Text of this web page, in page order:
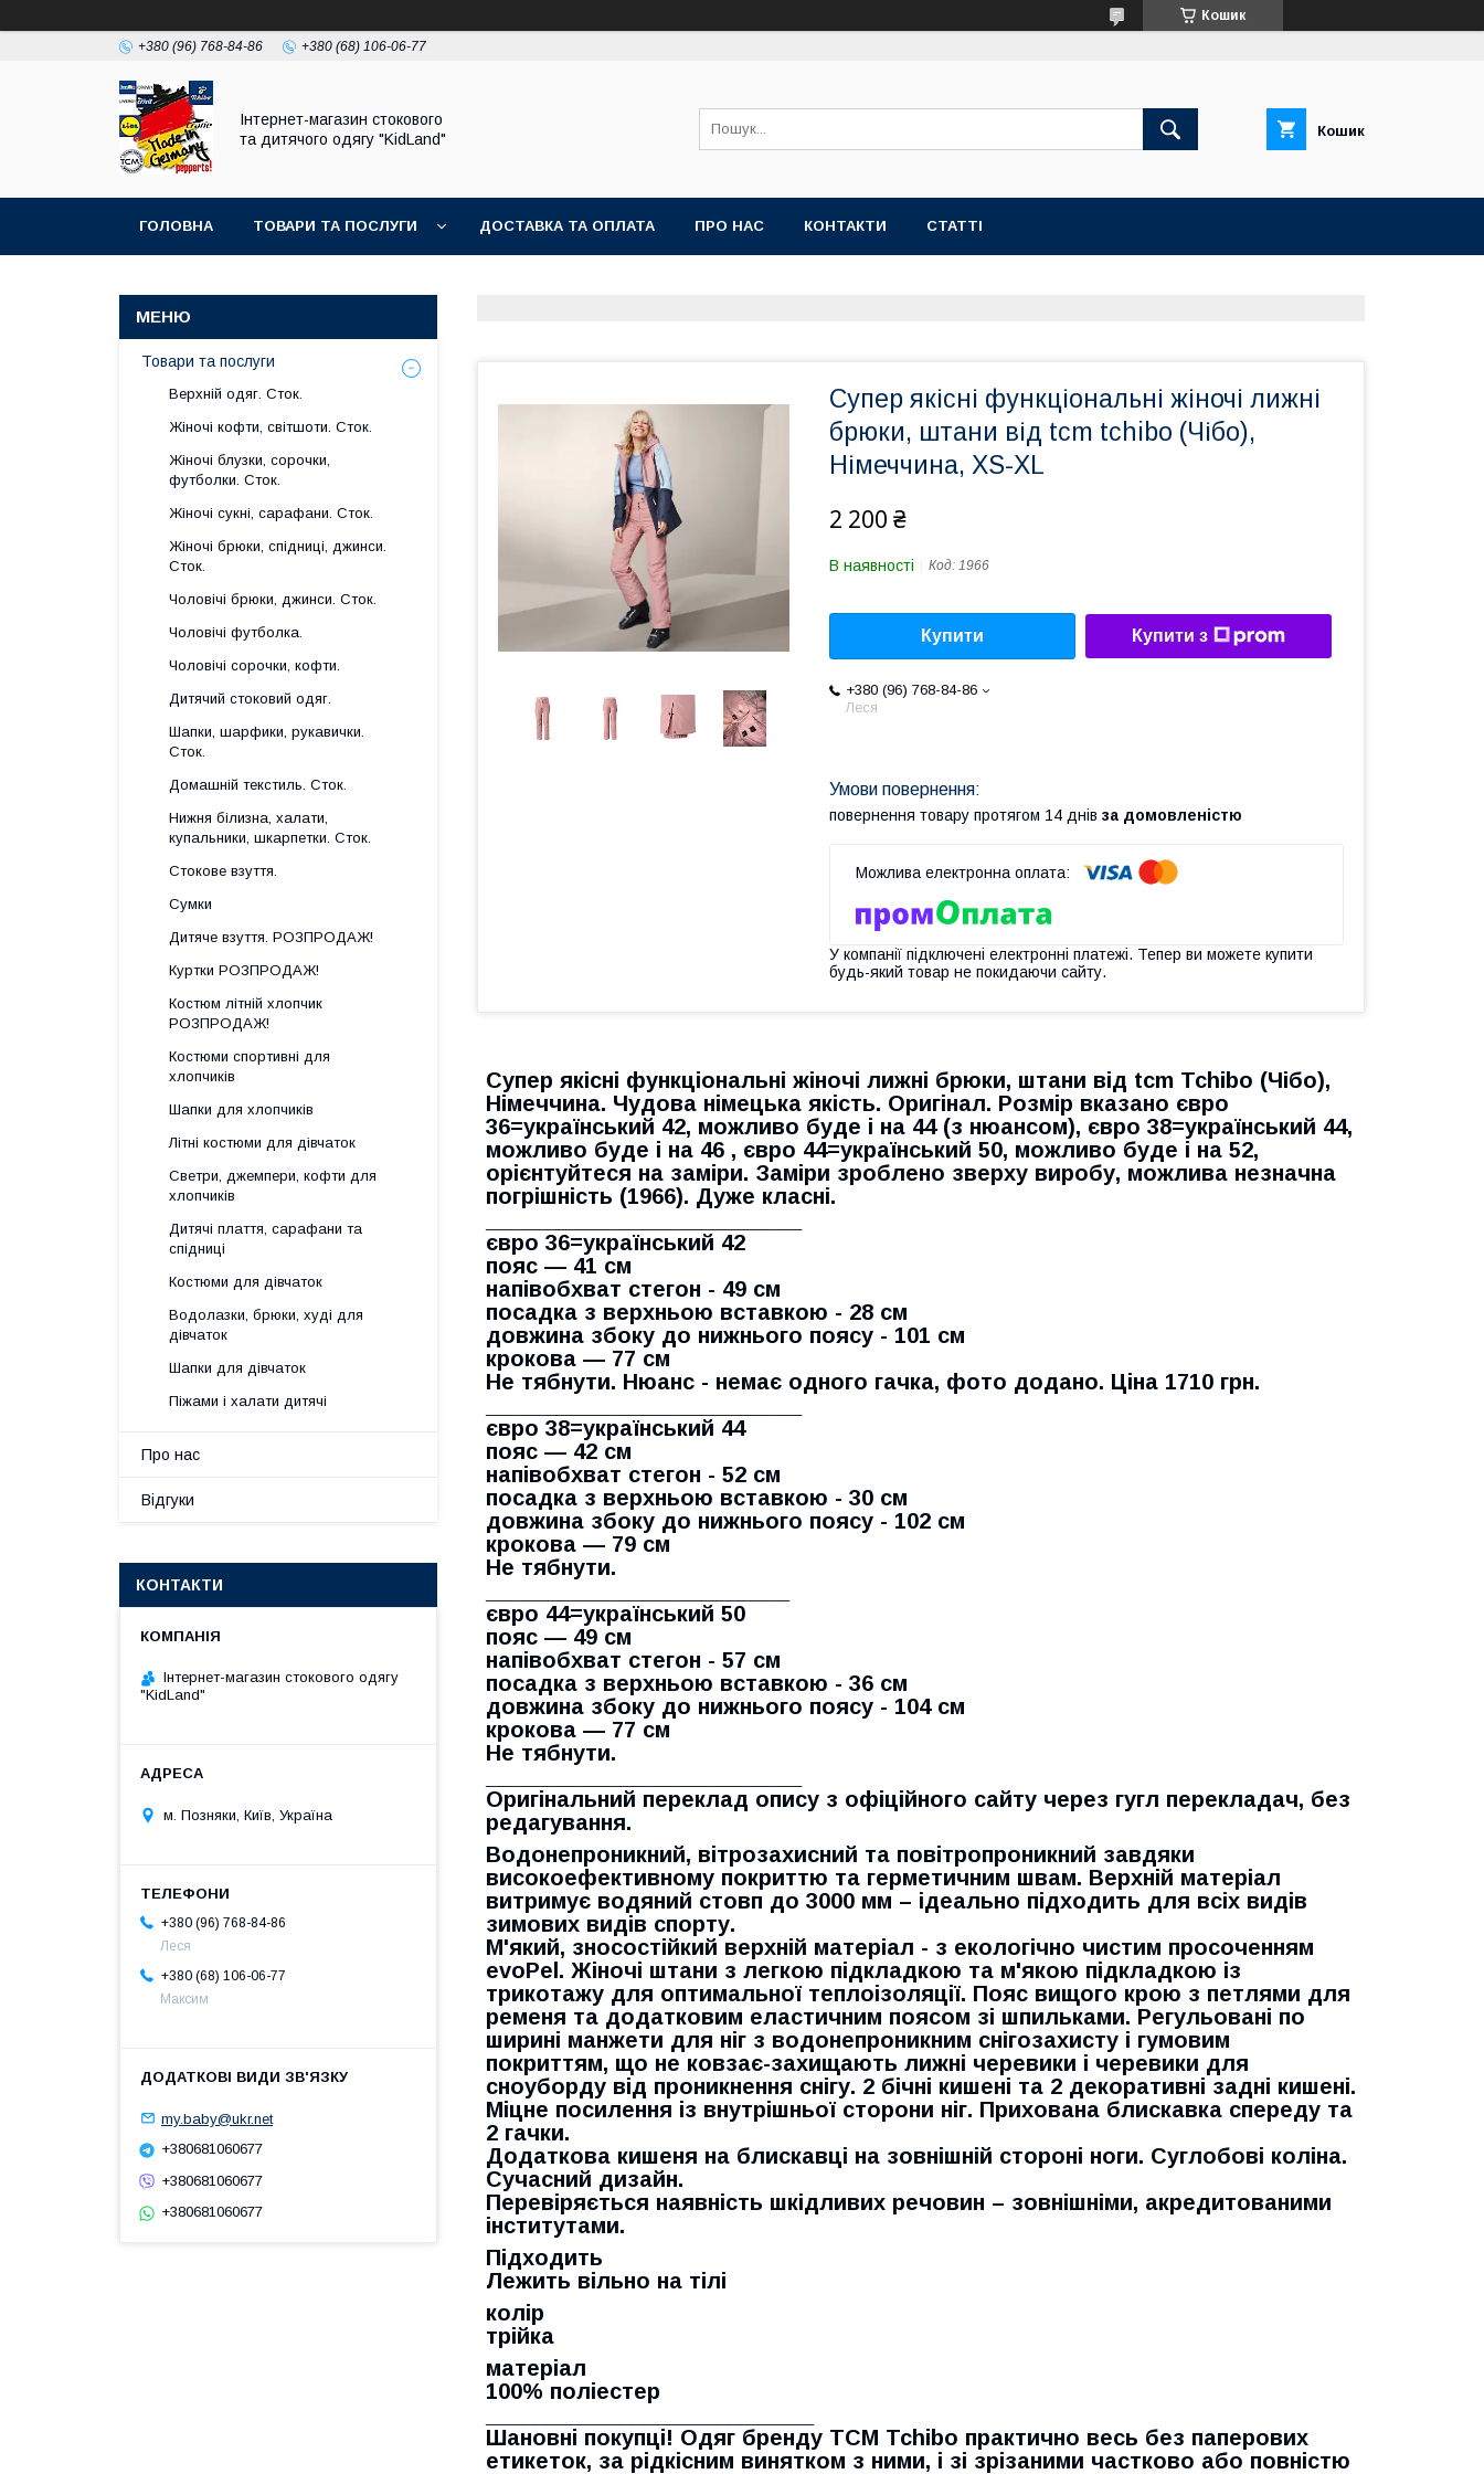
Кошик
+380 (96) 768-84-86 +380 (68) 106-06-77
Інтернет-магазин стокового
та дитячого одягу "KidLand"
Кошик
ГОЛОВНА ТОВАРИ ТА ПОСЛУГИ ДОСТАВКА ТА ОПЛАТА ПРО НАС КОНТАКТИ СТАТТІ
Супер якісні функціональні жіночі лижні
брюки, штани від tcm tchibo (Чібо),
Німеччина, XS-XL
2 200 ₴
В наявності Код: 1966
Купити Купити з
+380 (96) 768-84-86
Леся
повернення товару протягом 14 днів за домовленістю
У компанії підключені електронні платежі. Тепер ви можете купити
будь-який товар не покидаючи сайту.
Супер якісні функціональні жіночі лижні брюки, штани від tcm Tchibo (Чібо),
Німеччина. Чудова німецька якість. Оригінал. Розмір вказано євро
36=український 42, можливо буде і на 44 (з нюансом), євро 38=український 44,
можливо буде і на 46 , євро 44=український 50, можливо буде і на 52,
орієнтуйтеся на заміри. Заміри зроблено зверху виробу, можлива незначна
погрішність (1966). Дуже класні.
євро 36=український 42
пояс — 41 см
напівобхват стегон - 49 см
посадка з верхньою вставкою - 28 см
довжина збоку до нижнього поясу - 101 см
крокова — 77 см
Не тябнути. Нюанс - немає одного гачка, фото додано. Ціна 1710 грн.
євро 38=український 44
пояс — 42 см
напівобхват стегон - 52 см
посадка з верхньою вставкою - 30 см
довжина збоку до нижнього поясу - 102 см
крокова — 79 см
Не тябнути.
євро 44=український 50
пояс — 49 см
напівобхват стегон - 57 см
посадка з верхньою вставкою - 36 см
довжина збоку до нижнього поясу - 104 см
крокова — 77 см
Не тябнути.
Оригінальний переклад опису з офіційного сайту через гугл перекладач, без
редагування.
Водонепроникний, вітрозахисний та повітропроникний завдяки
високоефективному покриттю та герметичним швам. Верхній матеріал
витримує водяний стовп до 3000 мм – ідеально підходить для всіх видів
зимових видів спорту.
М'який, зносостійкий верхній матеріал - з екологічно чистим просоченням
evoPel. Жіночі штани з легкою підкладкою та м'якою підкладкою із
трикотажу для оптимальної теплоізоляції. Пояс вищого крою з петлями для
ременя та додатковим еластичним поясом зі шпильками. Регульовані по
ширині манжети для ніг з водонепроникним снігозахисту і гумовим
покриттям, що не ковзає-захищають лижні черевики і черевики для
сноуборду від проникнення снігу. 2 бічні кишені та 2 декоративні задні кишені.
Міцне посилення із внутрішньої сторони ніг. Прихована блискавка спереду та
2 гачки.
Додаткова кишеня на блискавці на зовнішній стороні ноги. Суглобові коліна.
Сучасний дизайн.
Перевіряється наявність шкідливих речовин – зовнішніми, акредитованими
інститутами.
Підходить
Лежить вільно на тілі
колір
трійка
матеріал
100% поліестер
Шановні покупці! Одяг бренду TCM Tchibo практично весь без паперових
етикеток, за рідкісним винятком з ними, і зі зрізаними частково або повністю
Товари та послуги
Верхній одяг. Сток.
Жіночі кофти, світшоти. Сток.
Жіночі блузки, сорочки,
футболки. Сток.
Жіночі сукні, сарафани. Сток.
Жіночі брюки, спідниці, джинси.
Сток.
Чоловічі брюки, джинси. Сток.
Чоловічі футболка.
Чоловічі сорочки, кофти.
Дитячий стоковий одяг.
Шапки, шарфики, рукавички.
Сток.
Домашній текстиль. Сток.
Нижня білизна, халати,
купальники, шкарпетки. Сток.
Стокове взуття.
Сумки
Дитяче взуття. РОЗПРОДАЖ!
Куртки РОЗПРОДАЖ!
Костюм літній хлопчик
РОЗПРОДАЖ!
Костюми спортивні для
хлопчиків
Шапки для хлопчиків
Літні костюми для дівчаток
Светри, джемпери, кофти для
хлопчиків
Дитячі плаття, сарафани та
спідниці
Костюми для дівчаток
Водолазки, брюки, худі для
дівчаток
Шапки для дівчаток
Піжами і халати дитячі
Про нас
Відгуки
КОНТАКТИ
Інтернет-магазин стокового одягу
"KidLand"
м. Позняки, Київ, Україна
+380 (96) 768-84-86
Леся
+380 (68) 106-06-77
Максим
my.baby@ukr.net
+380681060677
+380681060677
+380681060677